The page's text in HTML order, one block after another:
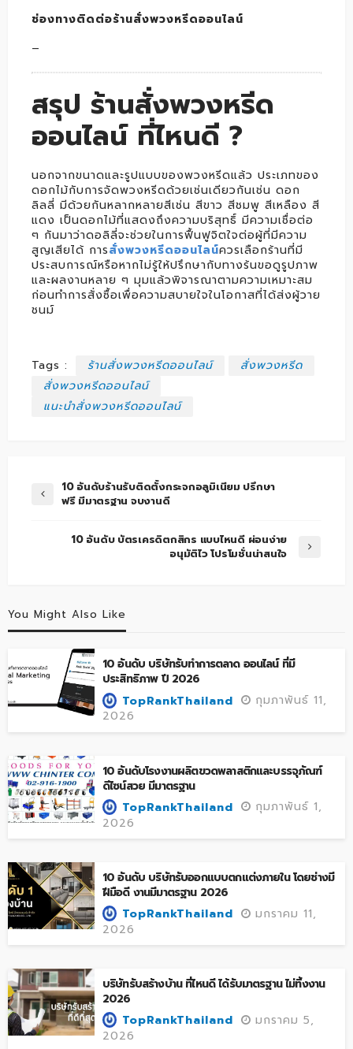
ช่องทางติดต่อร้านสั่งพวงหรีดออนไลน์
–
สรุป ร้านสั่งพวงหรีด
ออนไลน์ ที่ไหนดี ?
นอกจากขนาดและรูปแบบของพวงหรีดแล้ว ประเภทของ
ดอกไม้กับการจัดพวงหรีดด้วยเช่นเดียวกันเช่น ดอก
ลิลลี่ มีด้วยกันหลากหลายสีเช่น สีขาว สีชมพู สีเหลือง สี
แดง เป็นดอกไม้ที่แสดงถึงความบริสุทธิ์ มีความเชื่อต่อ
ๆ กันมาว่าดอลิลี่จะช่วยในการฟื้นฟูจิตใจต่อผู้ที่มีความ
สูญเสียได้ การสั่งพวงหรีดออนไลน์ควรเลือกร้านที่มี
ประสบการณ์หรือหากไม่รู้ให้ปรึกษากับทางร้นขอดูรูปภาพ
และผลงานหลาย ๆ มุมแล้วพิจารณาตามความเหมาะสม
ก่อนทำการสั่งซื้อเพื่อความสบายใจในโอกาสที่ได้ส่งผู้วาย
ชนม์
Tags : ร้านสั่งพวงหรีดออนไลน์
สั่งพวงหรีด
สั่งพวงหรีดออนไลน์
แนะนำสั่งพวงหรีดออนไลน์
10 อันดับร้านรับติดตั้งกระจกอลูมิเนียม ปรึกษา
ฟรี มีมาตรฐาน จบงานดี
10 อันดับ บัตรเครดิตกสิกร แบบไหนดี ผ่อนง่าย
อนุมัติไว โปรโมชั่นน่าสนใจ
You Might Also Like
10 อันดับ บริษัทรับทำการตลาด ออนไลน์ ที่มี
ประสิทธิภาพ ปี 2026
TopRankThailand
กุมภาพันธ์ 11,
2026
10 อันดับโรงงานผลิตขวดพลาสติกและบรรจุภัณฑ์
ดีไซน์สวย มีมาตรฐาน
TopRankThailand
กุมภาพันธ์ 1,
2026
10 อันดับ บริษัทรับออกแบบตกแต่งภายใน โดยช่างมี
ฝีมือดี งานมีมาตรฐาน 2026
TopRankThailand
มกราคม 11,
2026
บริษัทรับสร้างบ้าน ที่ไหนดี ได้รับมาตรฐาน ไม่ทิ้งงาน
2026
TopRankThailand
มกราคม 5,
2026